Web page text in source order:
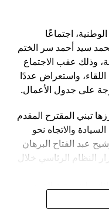
اجتماعًا
محمد سيد أحمد سر الختم
وذلك عقب الاجتماع
واستعراض عددًا
على جدول الأعمال.
تبني المقترح المقدم
والاتجاه نحو
عبد الفتاح البرهان
النظام الرئاسي خلال